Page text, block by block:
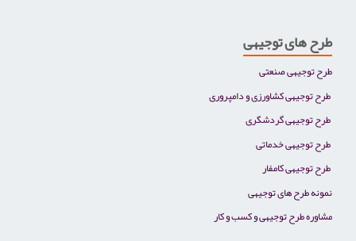
طرح های توجیهی
طرح توجیهی صنعتی
طرح توجیهی کشاورزی و دامپروری
طرح توجیهی گردشگری
طرح توجیهی خدماتی
طرح توجیهی کامفار
نمونه طرح های توجیهی
مشاوره طرح توجیهی و کسب و کار